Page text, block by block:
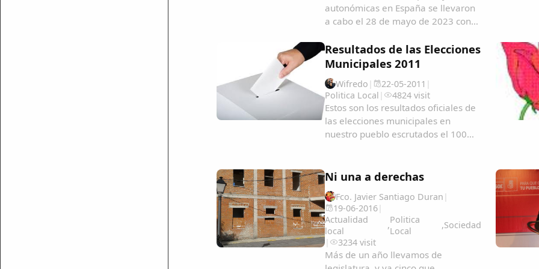
autonómicas en España se llevaron
a cabo el 28 de mayo de 2023 con
del 79.52%, o lo que es lo
mismo1363 garrovillanos ejercieron
su derecho al voto. Se eligieron este
año 9 concejales...
Resultados de las Elecciones
Municipales 2011
Wifredo | 22-05-2011 |
Politica Local | 4824 visit
Estos son los resultados oficiales de
las elecciones municipales en
nuestro pueblo escrutados el 100%
Ni una a derechas
Fco. Javier Santiago Duran |
19-06-2016|
Actualidad
local
,Politica
Local
,Sociedad
|
3234 visit
Más de un año llevamos de